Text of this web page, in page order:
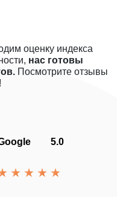
оценку индекса
нас готовы
Посмотрите отзывы
5.0